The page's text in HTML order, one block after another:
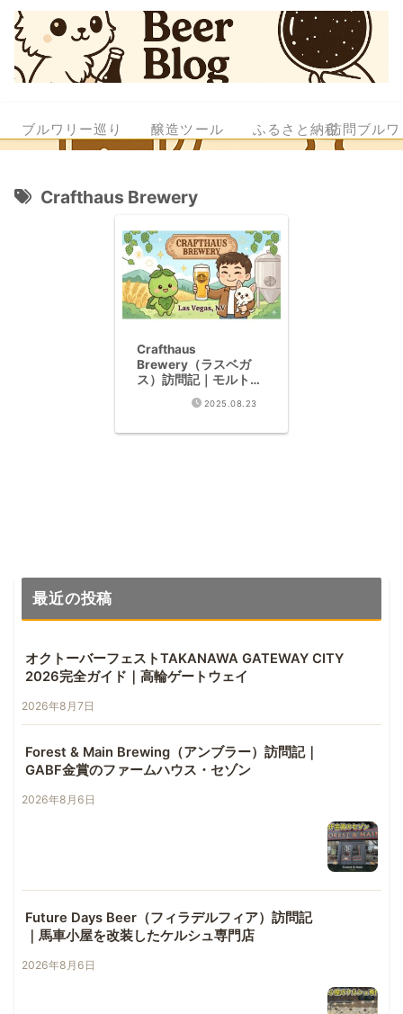
ブルワリー巡り 醸造ツール ふるさと納税訪問ブル
Crafthaus Brewery
Crafthaus
Brewery（ラスベガ
ス）訪問記｜モルトの
魔術師！衝撃のチェコ
ピルスを堪能2025.08.23
最近の投稿
オクトーバーフェストTAKANAWA GATEWAY CITY
2026完全ガイド｜高輪ゲートウェイ
2026年8月7日
Forest & Main Brewing（アンブラー）訪問記｜
GABF金賞のファームハウス・セゾン
2026年8月6日
Future Days Beer（フィラデルフィア）訪問記
｜馬車小屋を改装したケルシュ専門店
2026年8月6日